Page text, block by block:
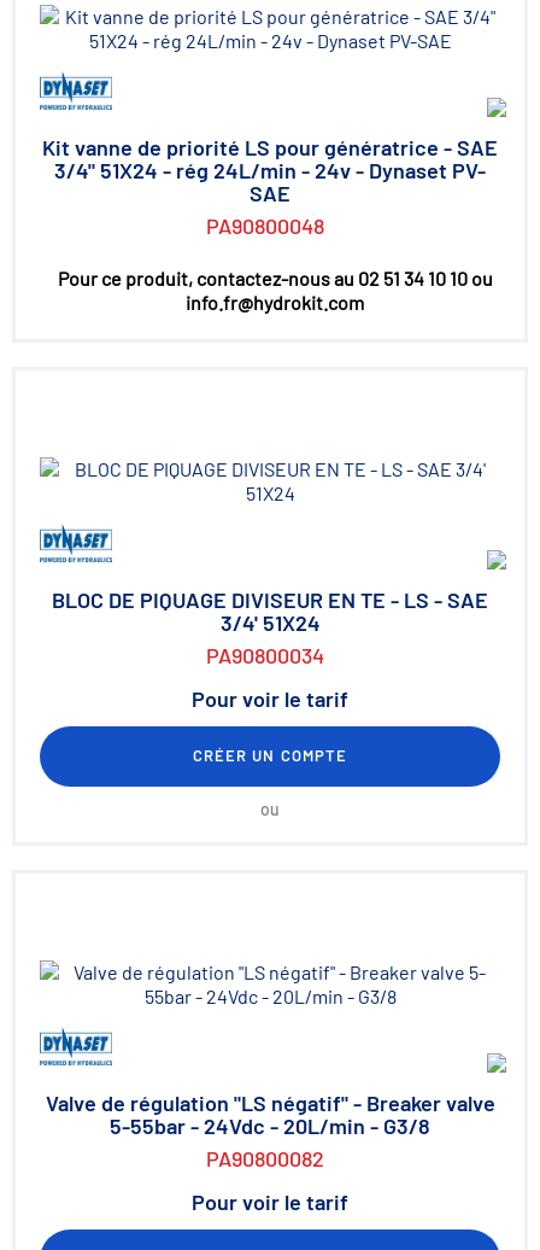
Kit vanne de priorité LS pour génératrice - SAE
3/4" 51X24 - rég 24L/min - 24v - Dynaset PV-
SAE
PA90800048
Pour ce produit, contactez-nous au 02 51 34 10 10 ou
info.fr@hydrokit.com
BLOC DE PIQUAGE DIVISEUR EN TE - LS - SAE
3/4' 51X24
PA90800034
Pour voir le tarif
CRÉER UN COMPTE
ou
Valve de régulation "LS négatif" - Breaker valve
5-55bar - 24Vdc - 20L/min - G3/8
PA90800082
Pour voir le tarif